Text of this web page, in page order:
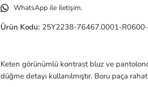
WhatsApp ile iletişim.
Ürün Kodu: 25Y2238-76467.0001-
Keten görünümlü kontrast bluz ve
düğme detayı kullanılmıştır. Boru paça rahat